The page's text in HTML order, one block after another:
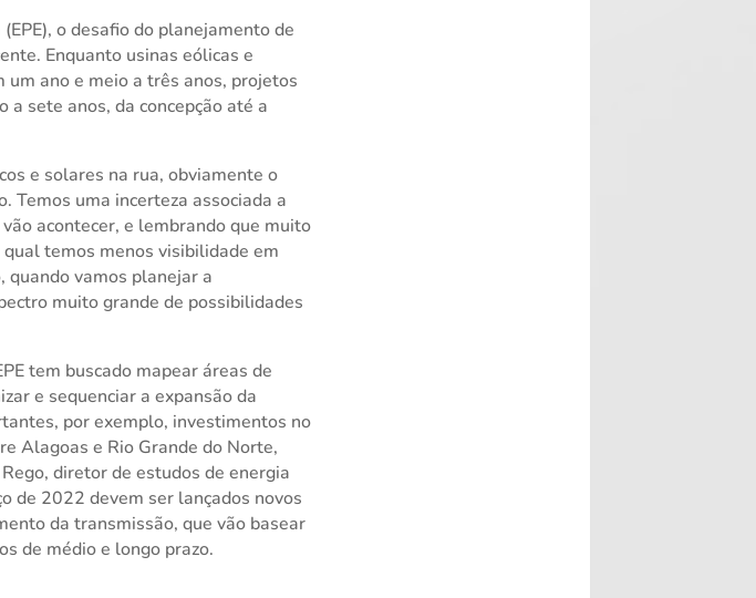
o desafio do planejamento de
Enquanto usinas eólicas e
ano e meio a três anos, projetos
a sete anos, da concepção até a
e solares na rua, obviamente o
Temos uma incerteza associada a
acontecer, e lembrando que muito
temos menos visibilidade em
quando vamos planejar a
muito grande de possibilidades
tem buscado mapear áreas de
e sequenciar a expansão da
por exemplo, investimentos no
Alagoas e Rio Grande do Norte,
diretor de estudos de energia
de 2022 devem ser lançados novos
da transmissão, que vão basear
de médio e longo prazo.